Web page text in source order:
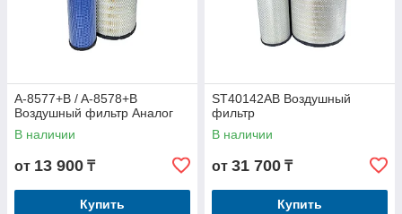
A-8577+B / A-8578+B
Воздушный фильтр Аналог
В наличии
от 13 900 ₸
Купить
ST40142AB Воздушный
фильтр
В наличии
от 31 700 ₸
Купить